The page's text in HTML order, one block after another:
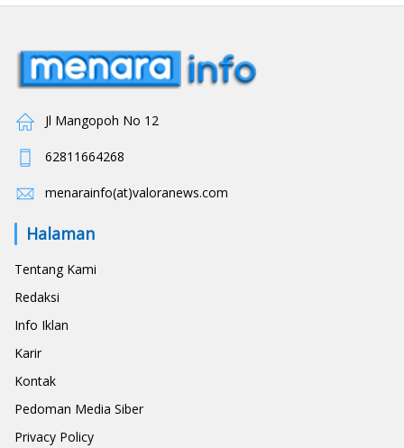
Jl Mangopoh No 12
62811664268
menarainfo(at)valoranews.com
Halaman
Tentang Kami
Redaksi
Info Iklan
Karir
Kontak
Pedoman Media Siber
Privacy Policy